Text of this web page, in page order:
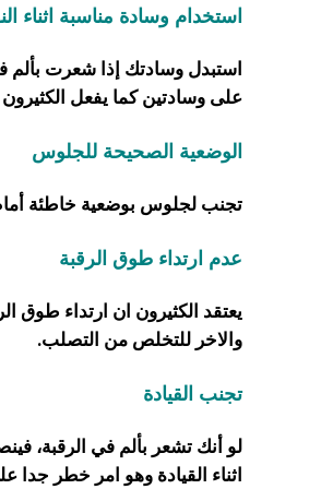
استخدام وسادة مناسبة اثناء
استبدل وسادتك إذا شعرت بألم
على وسادتين كما يفعل
الوضعية الصحيحة للجلوس
تجنب لجلوس بوضعية خاطئة أمام
عدم ارتداء طوق الرقبة
يعتقد الكثيرون ان ارتداء
والاخر للتخلص من التصلب.
تجنب القيادة
لو أنك تشعر بألم في الرقبة،
اثناء القيادة وهو امر خطر جدا